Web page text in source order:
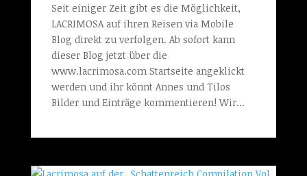
Seit einiger Zeit gibt es die Möglichkeit,
LACRIMOSA auf ihren Reisen via Mobile
Blog direkt zu verfolgen. Ab sofort kann
dieser Blog jetzt über die
www.lacrimosa.com Startseite angeklickt
werden und ihr könnt Annes und Tilos
Bilder und Einträge kommentieren! Wir...